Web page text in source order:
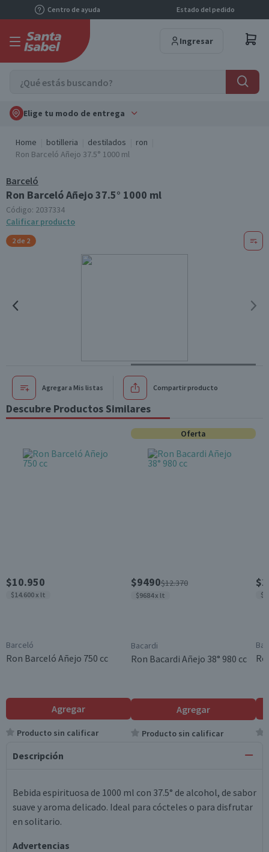
Centro de ayuda Estado del pedido
Ingresar
Elige tu modo de entrega
Home botilleria destilados
ron
Ron Barceló Añejo 37.5° 1000 ml
Barceló
Ron Barceló Añejo 37.5° 1000 ml
Código: 2037334
Calificar producto
2 de 2
Agregar a Mis listas Compartir producto
Descubre Productos Similares
$10.950
$14.600 x lt
Barceló
Ron Barceló Añejo 750 cc
Agregar
Producto sin calificar
Oferta
$9490$12.370
$9684 x lt
Bacardi
Ron Bacardi Añejo 38° 980 cc
Agregar
Producto sin calificar
Descripción
Bebida espirituosa de 1000 ml con 37.5° de alcohol, de sabor
suave y aroma delicado. Ideal para cócteles o para disfrutar
en solitario.
Advertencias